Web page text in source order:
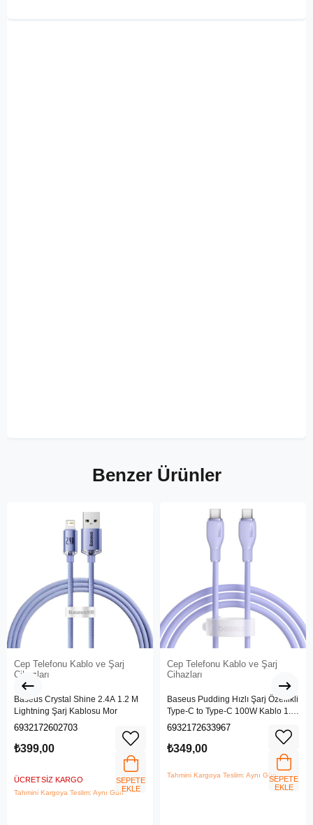
Benzer Ürünler
Cep Telefonu Kablo ve Şarj
Cihazları
Baseus Crystal Shine 2.4A 1.2 M
Lightning Şarj Kablosu Mor
6932172602703
₺399,00
ÜCRETSIZ KARGO
Tahmini Kargoya Teslim: Aynı Gün
SEPETE
EKLE
Cep Telefonu Kablo ve Şarj
Cihazları
Baseus Pudding Hızlı Şarj Özellikli
Type-C to Type-C 100W Kablo 1.2
M Mor
6932172633967
₺349,00
Tahmini Kargoya Teslim: Aynı GünSEPETE
EKLE